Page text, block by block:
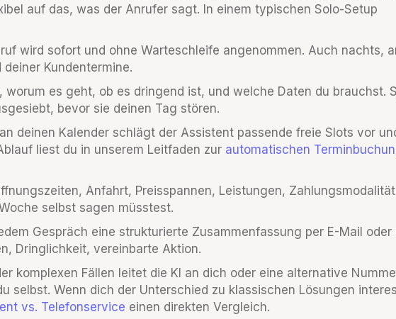
auf das, was der Anrufer sagt. In einem typischen Solo-Setup
wird sofort und ohne Warteschleife angenommen. Auch nachts,
Kundentermine.
es geht, ob es dringend ist, und welche Daten du brauchst.
bevor sie deinen Tag stören.
deinen Kalender schlägt der Assistent passende freie Slots vor
liest du in unserem Leitfaden zur automatischen
Anfahrt, Preisspannen, Leistungen,
selbst sagen müsstest.
Gespräch eine strukturierte Zusammenfassung per E-Mail oder
Dringlichkeit, vereinbarte Aktion.
komplexen Fällen leitet die KI an dich oder eine alternative
selbst. Wenn dich der Unterschied zu klassischen Lösungen
vs. Telefonservice einen direkten Vergleich.